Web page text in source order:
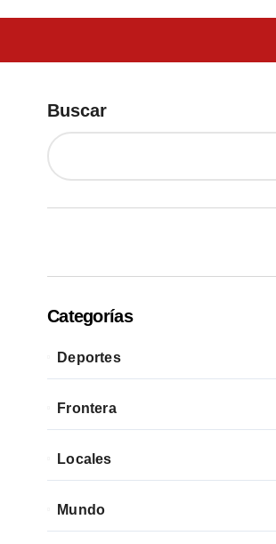
Buscar
Categorías
Deportes
Frontera
Locales
Mundo